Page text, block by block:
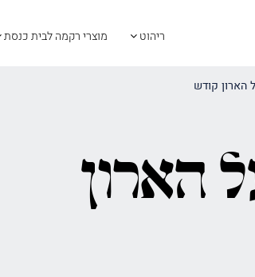
ריהוט מוצרי רקמה לבית כנסת
הארון קודש
הארון